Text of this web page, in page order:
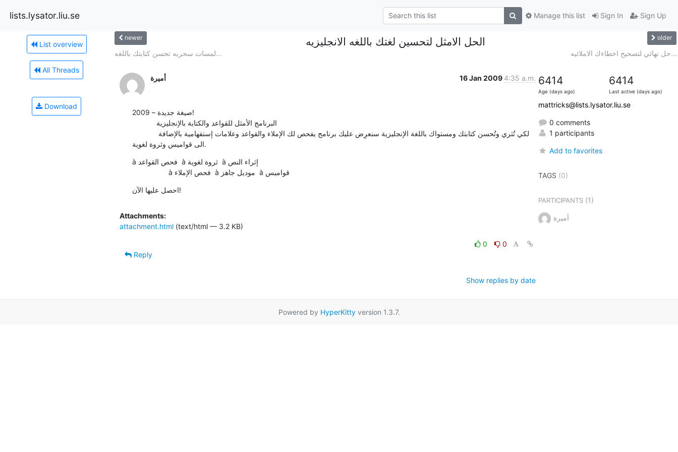
lists.lysator.liu.se Sign In Sign Up
Manage this list
List overview
All Threads
Download
newer الحل الامثل لتحسين لغتك باللغه الانجليزيه older
لمسات سحريه تحسن كتابتك باللغه... حل نهائي لتصحيح اخطاءك الاملائيه...
أميرة 16 Jan 2009 4:35 a.m.
صيغة جديدة – 2009!
الى قواميس وثروة لغوية.
à فحص القواعد  à ثروة لغوية  à إثراء النص
                  à فحص الإملاء  à موديل جاهز  à قواميس
احصل عليها الآن!
Attachments:
attachment.html(text/html — 3.2 KB)
0
0
Reply
Show replies by date
6414
Age (days ago)
6414
Last active (days ago)
mattricks@lists.lysator.liu.se
0 comments
1 participants
Add to favorites
TAGS (0)
PARTICIPANTS(1)
أميرة
Powered by HyperKittyversion 1.3.7.